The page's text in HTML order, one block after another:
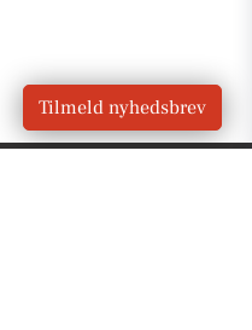
Tilmeld nyhedsbrev